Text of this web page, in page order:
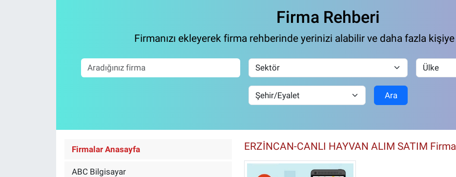
Firma Rehberi
Firmanızı ekleyerek firma rehberinde yerinizi alabilir ve daha fazla
Ara
Firmalar Anasayfa
ABC Bilgisayar
ERZİNCAN-CANLI HAYVAN ALIM SATIM